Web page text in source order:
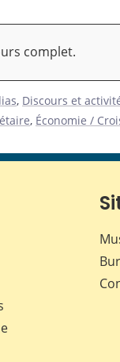
complet.
, Discours et
, Économie /